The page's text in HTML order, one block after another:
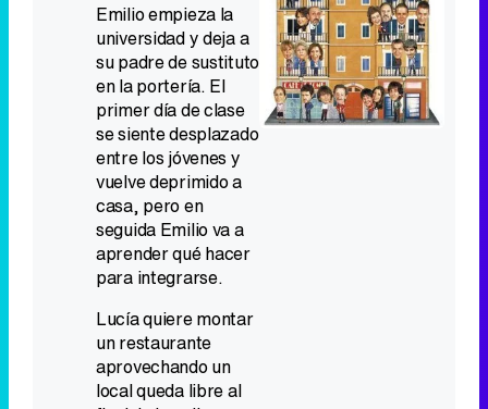
Emilio empieza la
universidad y deja a
su padre de sustituto
en la portería. El
primer día de clase
se siente desplazado
entre los jóvenes y
vuelve deprimido a
casa, pero en
seguida Emilio va a
aprender qué hacer
para integrarse.
Lucía quiere montar
un restaurante
aprovechando un
local queda libre al